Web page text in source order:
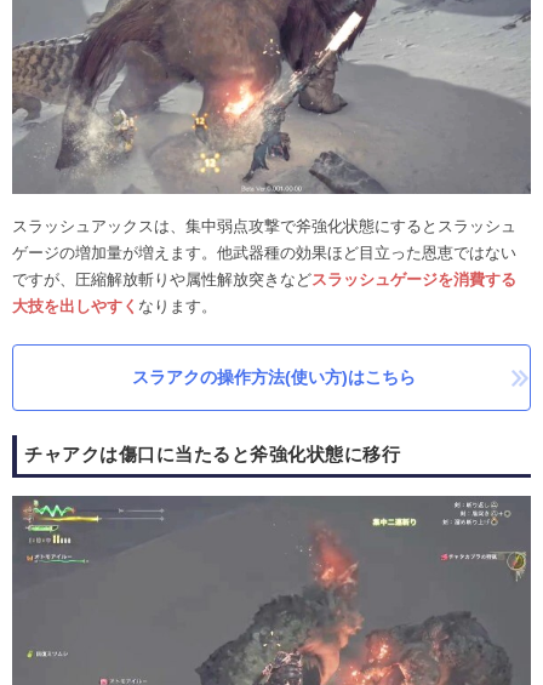
スラッシュアックスは、集中弱点攻撃で斧強化状態にするとスラッシュ
ゲージの増加量が増えます。他武器種の効果ほど目立った恩恵ではない
ですが、圧縮解放斬りや属性解放突きなどスラッシュゲージを消費する
大技を出しやすく なります。
スラアクの操作方法(使い方)はこちら
チャアクは傷口に当たると斧強化状態に移行